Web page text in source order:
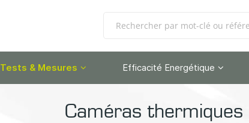
Tests & Mesures Efficacité Energétique
Caméras